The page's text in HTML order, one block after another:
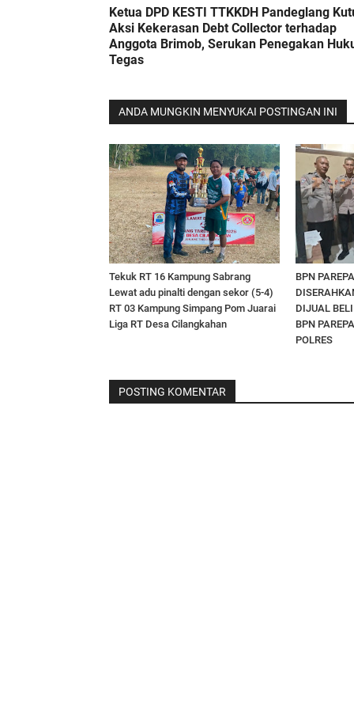
Ketua DPD KESTI TTKKDH Pandeglang
Aksi Kekerasan Debt Collector terhadap
Anggota Brimob, Serukan Penegakan
Tegas
ANDA MUNGKIN MENYUKAI POSTINGAN INI
Tekuk RT 16 Kampung Sabrang
Lewat adu pinalti dengan sekor (5-4)
RT 03 Kampung Simpang Pom Juarai
Liga RT Desa Cilangkahan
BPN
DIJUAL
BPN
POLRES
POSTING KOMENTAR